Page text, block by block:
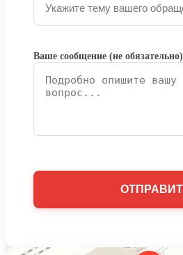
Ваше сообщение (не обязательно)